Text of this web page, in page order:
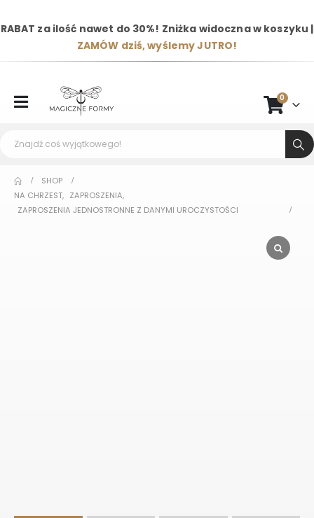
RABAT za ilość nawet do 30%! Zniżka widoczna w koszyku |
ZAMÓW dziś, wyślemy JUTRO!
0
SHOP
NA CHRZEST, ZAPROSZENIA,
ZAPROSZENIA JEDNOSTRONNE Z DANYMI UROCZYSTOŚCI